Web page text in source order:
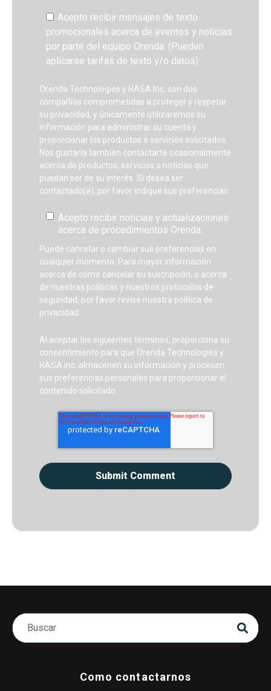
Acepto recibir mensajes de texto
promocionales acerca de eventos y noticias
por parte del equipo Orenda. (Pueden
aplicarse tarifas de texto y/o datos)
Orenda Technologies y HASA Inc. son dos
compañías comprometidas a proteger y respetar
su privacidad, y únicamente utilizaremos su
información para administrar su cuenta y
proporcionar los productos o servicios solicitados.
Nos gustaría también contactarte ocasionalmente
acerca de productos, servicios o noticias que
puedan ser de su interés. Si desea ser
contactado(a), por favor indique sus preferencias:
Acepto recibir noticias y actualizaciones
acerca de procedimientos Orenda.
Puede cancelar o cambiar sus preferencias en
cualquier momento. Para mayor información
acerca de cómo cancelar su suscripción, o acerca
de nuestras políticas y nuestros protocolos de
seguridad, por favor revise nuestra política de
privacidad.
Al aceptar los siguientes términos, proporciona su
consentimiento para que Orenda Technologies y
HASA inc. almacenen su información y procesen
sus preferencias personales para proporcionar el
contenido solicitado.
Como contactarnos